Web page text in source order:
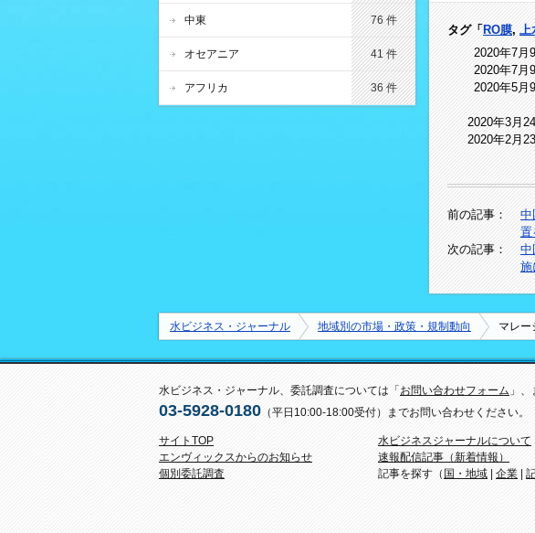
タグ「 RO膜,
2020年7月
2020年7月
2020年5月
2020年3月
2020年2月
前の記事：
中
置
次の記事：
中
施
中東 76 件
オセアニア 41 件
アフリカ 36 件
水ビジネス・ジャーナル 地域別の市場・政策・規制動向 マレ
水ビジネス・ジャーナル、委託調査については「 お問い合わせフォーム 」
03-5928-0180 （平日10:00-18:00受付）までお問い合わせください。
サイトTOP
エンヴィックスからのお知らせ
個別委託調査
水ビジネスジャーナルについて
速報配信記事（新着情報）
記事を探す（ 国・地域 企業